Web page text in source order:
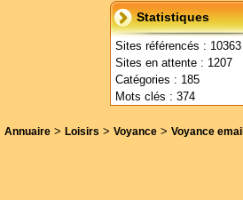
Statistiques
Sites référencés : 10363
Sites en attente : 1207
Catégories : 185
Mots clés : 374
Annuaire > Loisirs > Voyance > Voyance email